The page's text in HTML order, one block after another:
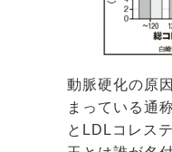
動脈硬化の原
まっている通
とLDLコレス